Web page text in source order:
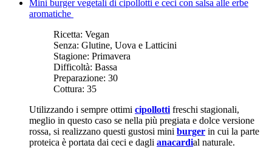
Mini burger vegetali di cipollotti e ceci con salsa alle erbe
aromatiche
Ricetta: Vegan
Senza: Glutine, Uova e Latticini
Stagione: Primavera
Difficoltà: Bassa
Preparazione: 30
Cottura: 35
Utilizzando i sempre ottimi cipollotti freschi stagionali,
meglio in questo caso se nella più pregiata e dolce versione
rossa, si realizzano questi gustosi mini burger in cui la parte
proteica è portata dai ceci e dagli anacardial naturale.